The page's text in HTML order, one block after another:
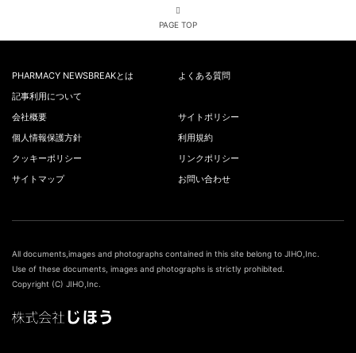
PAGE TOP
PHARMACY NEWSBREAKとは
よくある質問
記事利用について
会社概要
サイトポリシー
個人情報保護方針
利用規約
クッキーポリシー
リンクポリシー
サイトマップ
お問い合わせ
All documents,images and photographs contained in this site belong to JIHO,Inc.
Use of these documents, images and photographs is strictly prohibited.
Copyright (C) JIHO,Inc.